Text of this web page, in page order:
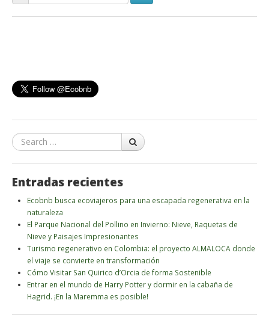
Search
Entradas recientes
Ecobnb busca ecoviajeros para una escapada regenerativa en la
naturaleza
El Parque Nacional del Pollino en Invierno: Nieve, Raquetas de
Nieve y Paisajes Impresionantes
Turismo regenerativo en Colombia: el proyecto ALMALOCA donde
el viaje se convierte en transformación
Cómo Visitar San Quirico d’Orcia de forma Sostenible
Entrar en el mundo de Harry Potter y dormir en la cabaña de
Hagrid. ¡En la Maremma es posible!